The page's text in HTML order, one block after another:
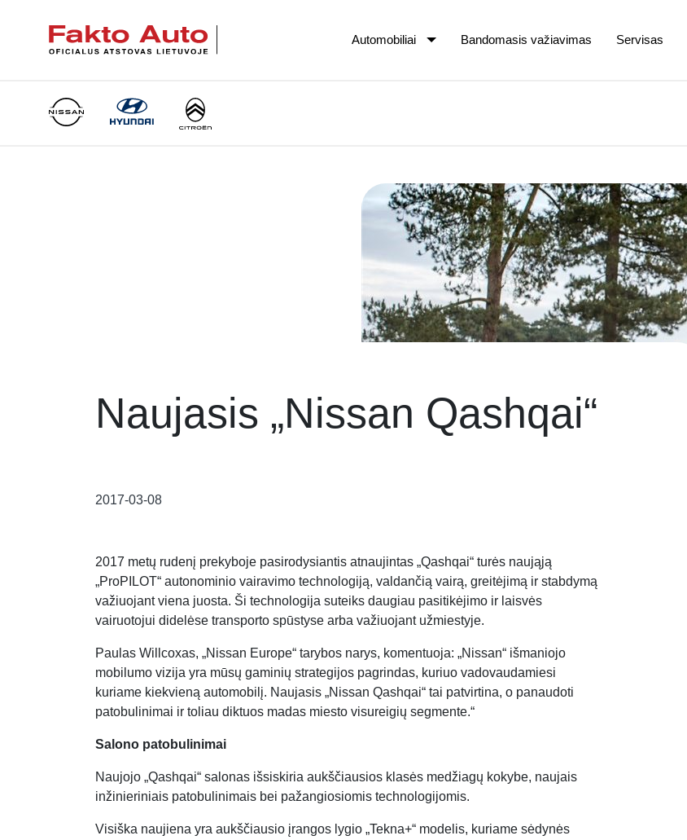
Main Navigation Automobiliai Bandomasis važiavimas Servisas
Naujasis „Nissan Qashqai“
2017-03-08
2017 metų rudenį prekyboje pasirodysiantis atnaujintas „Qashqai“ turės naująją
„ProPILOT“ autonominio vairavimo technologiją, valdančią vairą, greitėjimą ir stabdymą
važiuojant viena juosta. Ši technologija suteiks daugiau pasitikėjimo ir laisvės
vairuotojui didelėse transporto spūstyse arba važiuojant užmiestyje.
Paulas Willcoxas, „Nissan Europe“ tarybos narys, komentuoja: „Nissan“ išmaniojo
mobilumo vizija yra mūsų gaminių strategijos pagrindas, kuriuo vadovaudamiesi
kuriame kiekvieną automobilį. Naujasis „Nissan Qashqai“ tai patvirtina, o panaudoti
patobulinimai ir toliau diktuos madas miesto visureigių segmente.“
Salono patobulinimai
Naujojo „Qashqai“ salonas išsiskiria aukščiausios klasės medžiagų kokybe, naujais
inžinieriniais patobulinimais bei pažangiosiomis technologijomis.
Visiška naujiena yra aukščiausio įrangos lygio „Tekna+“ modelis, kuriame sėdynės